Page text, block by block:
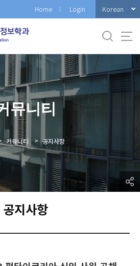
Home Login Korean
뮤니티
커뮤니티 > 공지사항
공지사항